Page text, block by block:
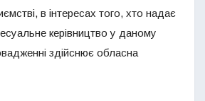
в інтересах того, хто надає
керівництво у даному
здійснює обласна